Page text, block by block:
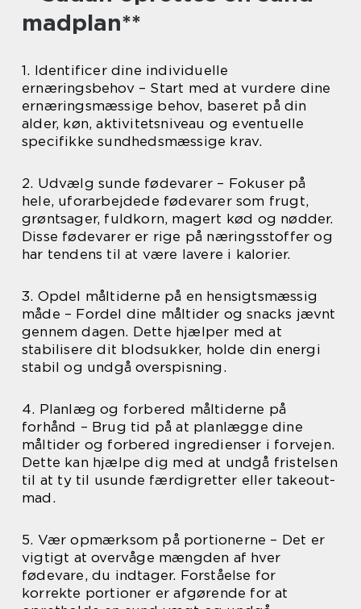
madplan**
1. Identificer dine individuelle
ernæringsbehov – Start med at vurdere dine
ernæringsmæssige behov, baseret på din
alder, køn, aktivitetsniveau og eventuelle
specifikke sundhedsmæssige krav.
2. Udvælg sunde fødevarer – Fokuser på
hele, uforarbejdede fødevarer som frugt,
grøntsager, fuldkorn, magert kød og nødder.
Disse fødevarer er rige på næringsstoffer og
har tendens til at være lavere i kalorier.
3. Opdel måltiderne på en hensigtsmæssig
måde – Fordel dine måltider og snacks jævnt
gennem dagen. Dette hjælper med at
stabilisere dit blodsukker, holde din energi
stabil og undgå overspisning.
4. Planlæg og forbered måltiderne på
forhånd – Brug tid på at planlægge dine
måltider og forbered ingredienser i forvejen.
Dette kan hjælpe dig med at undgå fristelsen
til at ty til usunde færdigretter eller takeout-
mad.
5. Vær opmærksom på portionerne – Det er
vigtigt at overvåge mængden af hver
fødevare, du indtager. Forståelse for
korrekte portioner er afgørende for at